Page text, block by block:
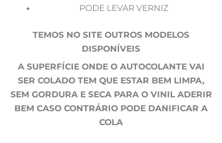
PODE LEVAR VERNIZ
TEMOS NO SITE OUTROS MODELOS
DISPONÍVEIS
A SUPERFÍCIE ONDE O AUTOCOLANTE VAI
SER COLADO TEM QUE ESTAR BEM LIMPA,
SEM GORDURA E SECA PARA O VINIL ADERIR
BEM CASO CONTRÁRIO PODE DANIFICAR A
COLA